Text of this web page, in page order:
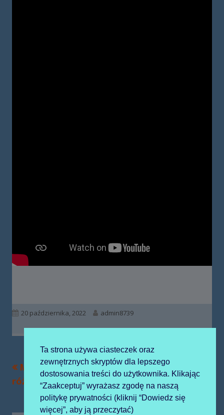
Opublikowano
20 października, 2022 Autor
admin8739
Nawigacja
wpisu
Poprzedni
artykół
Modlitwa
różańcowa
Następny
artykół:
Obchody Dnia
Niepodległości
Ta strona używa ciasteczek oraz
zewnętrznych skryptów dla lepszego
dostosowania treści do użytkownika. Klikając
“Zaakceptuj” wyrażasz zgodę na naszą
politykę prywatności (kliknij “Dowiedz się
więcej”, aby ją przeczytać)